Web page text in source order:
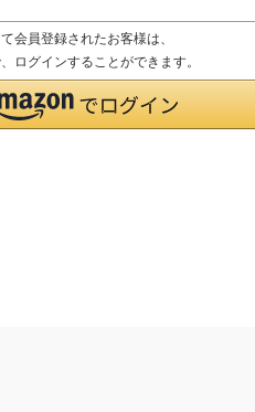
会員登録されたお客様は、
ログインすることができます。